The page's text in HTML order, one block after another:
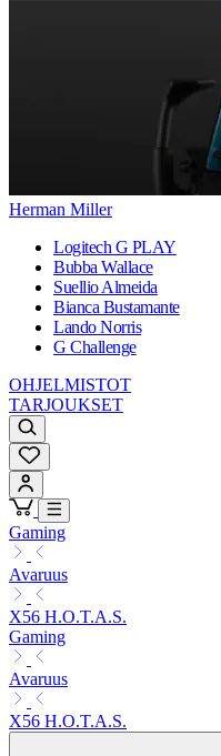
Herman Miller
Logitech G PLAY
Bubba Wallace
Suellio Almeida
Bianca Bustamante
Lando Norris
G Challenge
OHJELMISTOT
TARJOUKSET
Gaming
Avaruus
X56 H.O.T.A.S.
Gaming
Avaruus
X56 H.O.T.A.S.